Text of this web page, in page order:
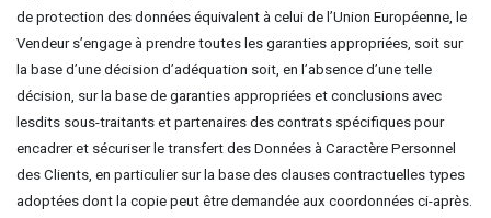
de protection des données équivalent à celui de l’Union Européenne, le
Vendeur s’engage à prendre toutes les garanties appropriées, soit sur
la base d’une décision d’adéquation soit, en l’absence d’une telle
décision, sur la base de garanties appropriées et conclusions avec
lesdits sous-traitants et partenaires des contrats spécifiques pour
encadrer et sécuriser le transfert des Données à Caractère Personnel
des Clients, en particulier sur la base des clauses contractuelles types
adoptées dont la copie peut être demandée aux coordonnées ci-après.